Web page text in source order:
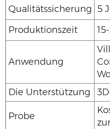
Qualitätssicherung 5
Produktionszeit
Anwendung
Die Unterstützung
Probe